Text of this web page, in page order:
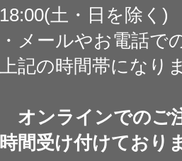
18:00(土・日を除く)
・メールやお電話で
上記の時間帯になり
オンラインでのご
時間受け付けており